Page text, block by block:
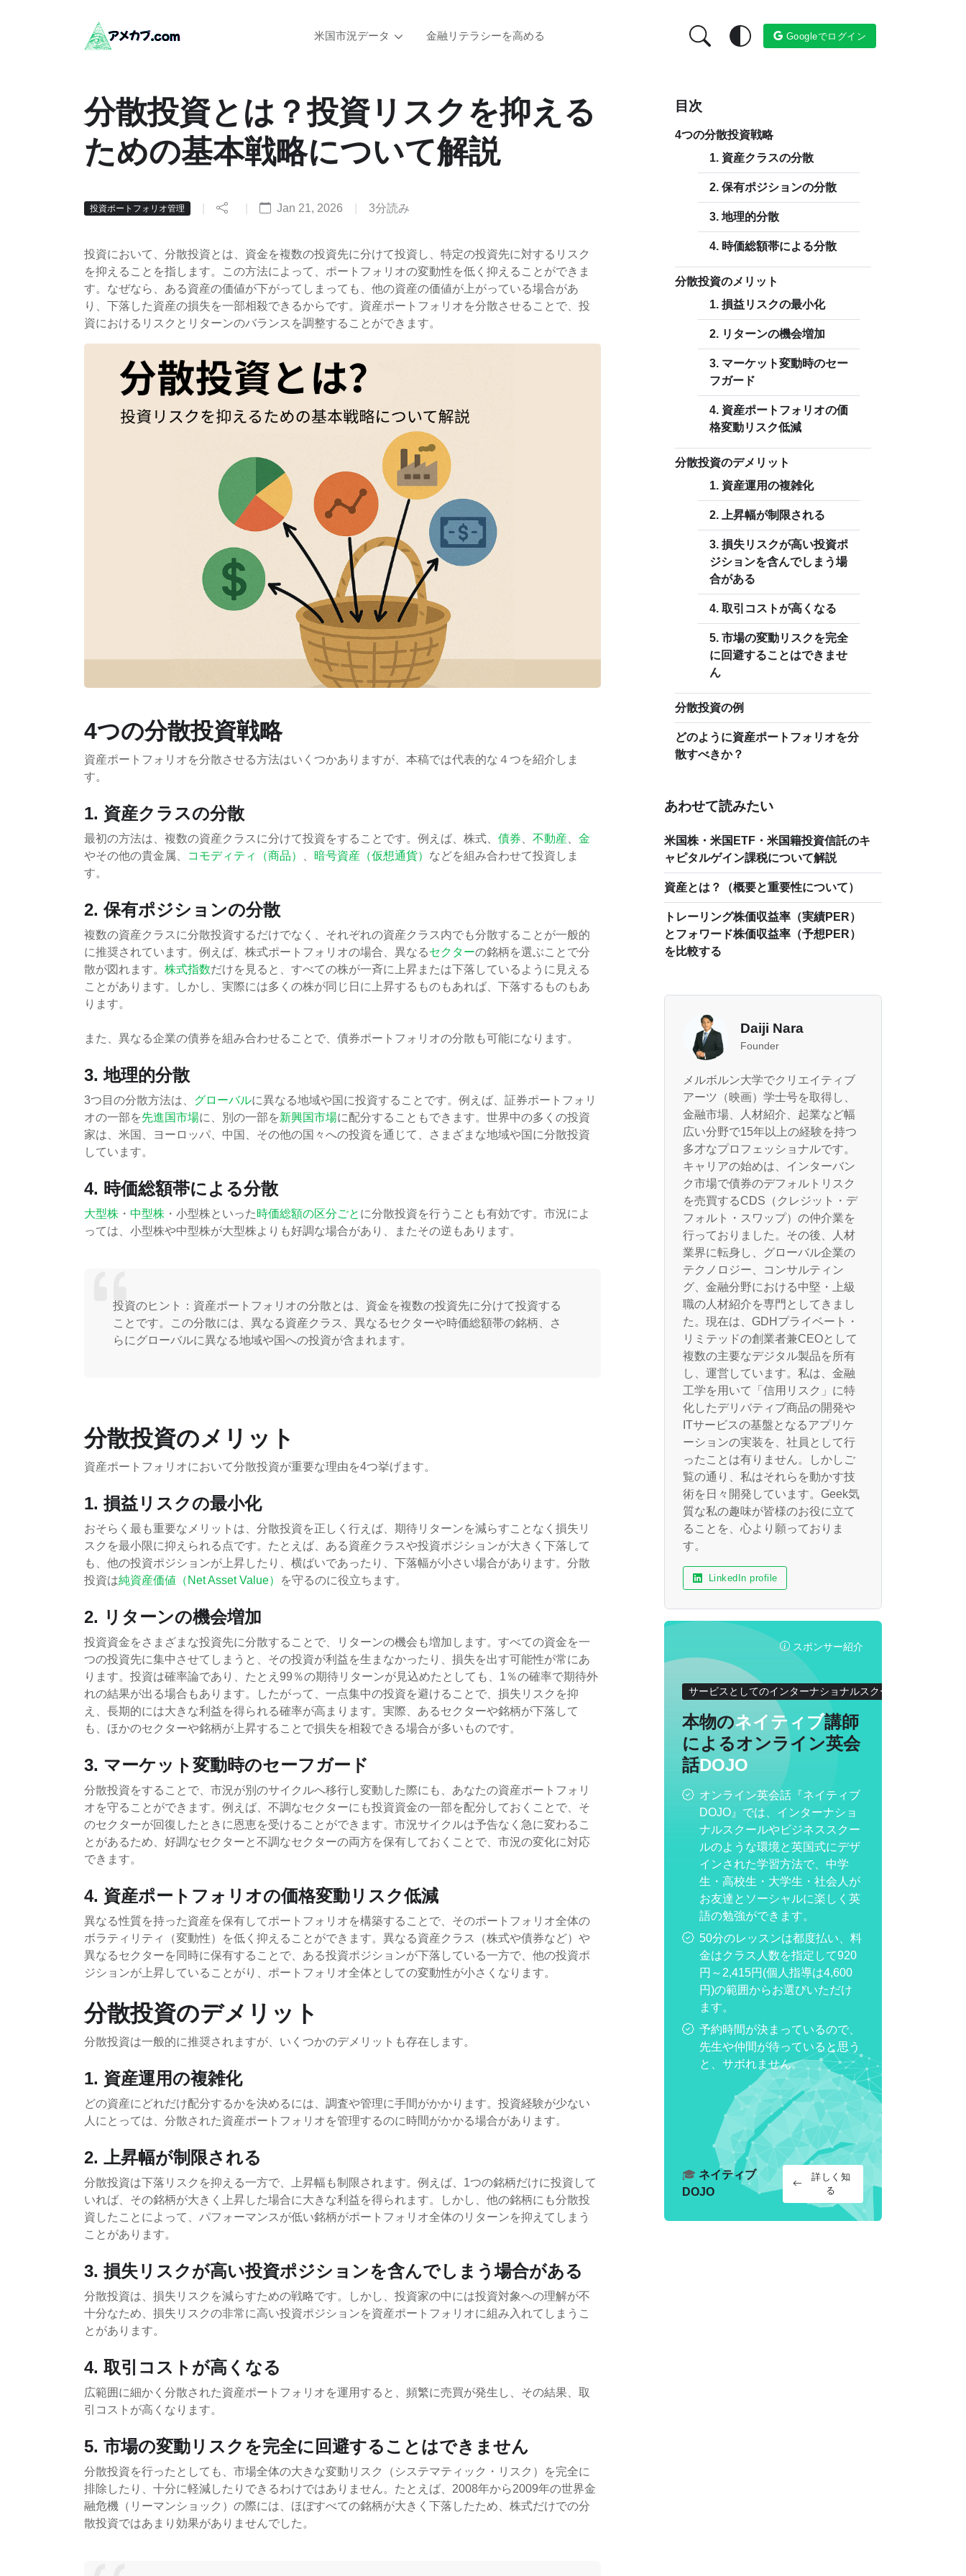
米国市況データ 金融リテラシーを高める Googleでログイン
分散投資とは？投資リスクを抑える
ための基本戦略について解説
投資ポートフォリオ管理 Jan 21, 2026 3分読み
投資において、分散投資とは、資金を複数の投資先に分けて投資し、特定の投資先に対するリスク
を抑えることを指します。この方法によって、ポートフォリオの変動性を低く抑えることができま
す。なぜなら、ある資産の価値が下がってしまっても、他の資産の価値が上がっている場合があ
り、下落した資産の損失を一部相殺できるからです。資産ポートフォリオを分散させることで、投
資におけるリスクとリターンのバランスを調整することができます。
4つの分散投資戦略
資産ポートフォリオを分散させる方法はいくつかありますが、本稿では代表的な４つを紹介しま
す。
1. 資産クラスの分散
最初の方法は、複数の資産クラスに分けて投資をすることです。例えば、株式、 債券 不動産
金
やその他の貴金属、
コモディティ（商品） 暗号資産（仮想通貨） などを組み合わせて投資しま
す。
2. 保有ポジションの分散
複数の資産クラスに分散投資するだけでなく、それぞれの資産クラス内でも分散することが一般的
に推奨されています。例えば、株式ポートフォリオの場合、異なるセクターの銘柄を選ぶことで分
散が図れます。 株式指数だけを見ると、すべての株が一斉に上昇または下落しているように見える
ことがあります。しかし、実際には多くの株が同じ日に上昇するものもあれば、下落するものもあ
ります。
また、異なる企業の債券を組み合わせることで、債券ポートフォリオの分散も可能になります。
3. 地理的分散
3つ目の分散方法は、 グローバルに異なる地域や国に投資することです。例えば、証券ポートフォリ
オの一部を先進国市場に、別の一部を新興国市場に配分することもできます。世界中の多くの投資
家は、米国、ヨーロッパ、中国、その他の国々への投資を通じて、さまざまな地域や国に分散投資
しています。
4. 時価総額帯による分散
大型株 ・ 中型株 ・小型株といった時価総額の区分ごと に分散投資を行うことも有効です。市況によ
っては、小型株や中型株が大型株よりも好調な場合があり、またその逆もあります。
投資のヒント：資産ポートフォリオの分散とは、資金を複数の投資先に分けて投資する
ことです。この分散には、異なる資産クラス、異なるセクターや時価総額帯の銘柄、さ
らにグローバルに異なる地域や国への投資が含まれます。
分散投資のメリット
資産ポートフォリオにおいて分散投資が重要な理由を4つ挙げます。
1. 損益リスクの最小化
おそらく最も重要なメリットは、分散投資を正しく行えば、期待リターンを減らすことなく損失リ
スクを最小限に抑えられる点です。たとえば、ある資産クラスや投資ポジションが大きく下落して
も、他の投資ポジションが上昇したり、横ばいであったり、下落幅が小さい場合があります。分散
投資は純資産価値（Net Asset Value） を守るのに役立ちます。
2. リターンの機会増加
投資資金をさまざまな投資先に分散することで、リターンの機会も増加します。すべての資金を一
つの投資先に集中させてしまうと、その投資が利益を生まなかったり、損失を出す可能性が常にあ
ります。投資は確率論であり、たとえ99％の期待リターンが見込めたとしても、1％の確率で期待外
れの結果が出る場合もあります。したがって、一点集中の投資を避けることで、損失リスクを抑
え、長期的には大きな利益を得られる確率が高まります。実際、あるセクターや銘柄が下落して
も、ほかのセクターや銘柄が上昇することで損失を相殺できる場合が多いものです。
3. マーケット変動時のセーフガード
分散投資をすることで、市況が別のサイクルへ移行し変動した際にも、あなたの資産ポートフォリ
オを守ることができます。例えば、不調なセクターにも投資資金の一部を配分しておくことで、そ
のセクターが回復したときに恩恵を受けることができます。市況サイクルは予告なく急に変わるこ
とがあるため、好調なセクターと不調なセクターの両方を保有しておくことで、市況の変化に対応
できます。
4. 資産ポートフォリオの価格変動リスク低減
異なる性質を持った資産を保有してポートフォリオを構築することで、そのポートフォリオ全体の
ボラティリティ（変動性）を低く抑えることができます。異なる資産クラス（株式や債券など）や
異なるセクターを同時に保有することで、ある投資ポジションが下落している一方で、他の投資ポ
ジションが上昇していることがり、ポートフォリオ全体としての変動性が小さくなります。
分散投資のデメリット
分散投資は一般的に推奨されますが、いくつかのデメリットも存在します。
1. 資産運用の複雑化
どの資産にどれだけ配分するかを決めるには、調査や管理に手間がかかります。投資経験が少ない
人にとっては、分散された資産ポートフォリオを管理するのに時間がかかる場合があります。
2. 上昇幅が制限される
分散投資は下落リスクを抑える一方で、上昇幅も制限されます。例えば、1つの銘柄だけに投資して
いれば、その銘柄が大きく上昇した場合に大きな利益を得られます。しかし、他の銘柄にも分散投
資したことによって、パフォーマンスが低い銘柄がポートフォリオ全体のリターンを抑えてしまう
ことがあります。
3. 損失リスクが高い投資ポジションを含んでしまう場合がある
分散投資は、損失リスクを減らすための戦略です。しかし、投資家の中には投資対象への理解が不
十分なため、損失リスクの非常に高い投資ポジションを資産ポートフォリオに組み入れてしまうこ
とがあります。
4. 取引コストが高くなる
広範囲に細かく分散された資産ポートフォリオを運用すると、頻繁に売買が発生し、その結果、取
引コストが高くなります。
5. 市場の変動リスクを完全に回避することはできません
分散投資を行ったとしても、市場全体の大きな変動リスク（システマティック・リスク）を完全に
排除したり、十分に軽減したりできるわけではありません。たとえば、2008年から2009年の世界金
融危機（リーマンショック）の際には、ほぼすべての銘柄が大きく下落したため、株式だけでの分
散投資ではあまり効果がありませんでした。
目次
4つの分散投資戦略
1. 資産クラスの分散
2. 保有ポジションの分散
3. 地理的分散
4. 時価総額帯による分散
分散投資のメリット
1. 損益リスクの最小化
2. リターンの機会増加
3. マーケット変動時のセー
フガード
4. 資産ポートフォリオの価
格変動リスク低減
分散投資のデメリット
1. 資産運用の複雑化
2. 上昇幅が制限される
3. 損失リスクが高い投資ポ
ジションを含んでしまう場
合がある
4. 取引コストが高くなる
5. 市場の変動リスクを完全
に回避することはできませ
ん
分散投資の例
どのように資産ポートフォリオを分
散すべきか？
あわせて読みたい
米国株・米国ETF・米国籍投資信託のキ
ャピタルゲイン課税について解説
資産とは？（概要と重要性について）
トレーリング株価収益率（実績PER）
とフォワード株価収益率（予想PER）
を比較する
Daiji Nara
Founder
メルボルン大学でクリエイティブ
アーツ（映画）学士号を取得し、
金融市場、人材紹介、起業など幅
広い分野で15年以上の経験を持つ
多才なプロフェッショナルです。
キャリアの始めは、インターバン
ク市場で債券のデフォルトリスク
を売買するCDS（クレジット・デ
フォルト・スワップ）の仲介業を
行っておりました。その後、人材
業界に転身し、グローバル企業の
テクノロジー、コンサルティン
グ、金融分野における中堅・上級
職の人材紹介を専門としてきまし
た。現在は、GDHプライベート・
リミテッドの創業者兼CEOとして
複数の主要なデジタル製品を所有
し、運営しています。私は、金融
工学を用いて「信用リスク」に特
化したデリバティブ商品の開発や
ITサービスの基盤となるアプリケ
ーションの実装を、社員として行
ったことは有りません。しかしご
覧の通り、私はそれらを動かす技
術を日々開発しています。Geek気
質な私の趣味が皆様のお役に立て
ることを、心より願っておりま
す。
LinkedIn profile
スポンサー紹介
サービスとしてのインターナショナルスクール
本物のネイティブ講師
によるオンライン英会
話DOJO
オンライン英会話『ネイティブ
DOJO』では、インターナショ
ナルスクールやビジネススクー
ルのような環境と英国式にデザ
インされた学習方法で、中学
生・高校生・大学生・社会人が
お友達とソーシャルに楽しく英
語の勉強ができます。
50分のレッスンは都度払い、料
金はクラス人数を指定して920
円～2,415円(個人指導は4,600
円)の範囲からお選びいただけ
ます。
予約時間が決まっているので、
先生や仲間が待っていると思う
と、サボれません。
🎓ネイティブ
DOJO
詳しく知
る